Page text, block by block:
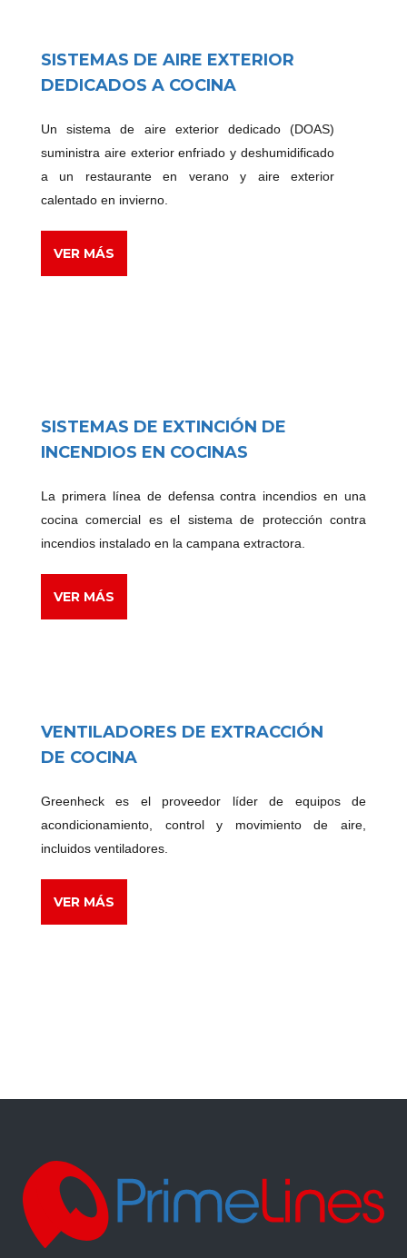
SISTEMAS DE AIRE EXTERIOR
DEDICADOS A COCINA
Un sistema de aire exterior dedicado (DOAS)
suministra aire exterior enfriado y deshumidificado
a un restaurante en verano y aire exterior
calentado en invierno.
VER MÁS
SISTEMAS DE EXTINCIÓN DE
INCENDIOS EN COCINAS
La primera línea de defensa contra incendios en una
cocina comercial es el sistema de protección contra
incendios instalado en la campana extractora.
VER MÁS
VENTILADORES DE EXTRACCIÓN
DE COCINA
Greenheck es el proveedor líder de equipos de
acondicionamiento, control y movimiento de aire,
incluidos ventiladores.
VER MÁS